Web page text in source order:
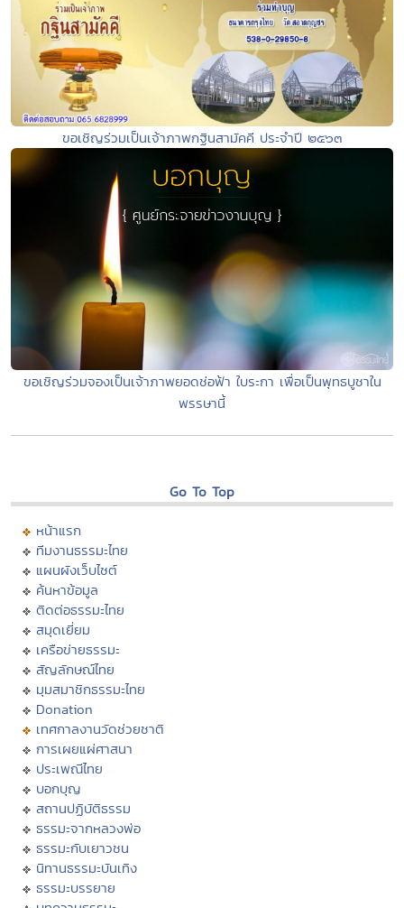
ขอเชิญร่วมเป็นเจ้าภาพกฐินสามัคคี ประจำปี ๒๕๖๓
ขอเชิญร่วมจองเป็นเจ้าภาพยอดช่อฟ้า ใบระกา เพื่อเป็นพุทธบูชาใน
พรรษานี้
Go To Top
หน้าแรก
ทีมงานธรรมะไทย
แผนผังเว็บไซต์
ค้นหาข้อมูล
ติดต่อธรรมะไทย
สมุดเยี่ยม
เครือข่ายธรรมะ
สัญลักษณ์ไทย
มุมสมาชิกธรรมะไทย
Donation
เทศกาลงานวัดช่วยชาติ
การเผยแผ่ศาสนา
ประเพณีไทย
บอกบุญ
สถานปฏิบัติธรรม
ธรรมะจากหลวงพ่อ
ธรรมะกับเยาวชน
นิทานธรรมะบันเทิง
ธรรมะบรรยาย